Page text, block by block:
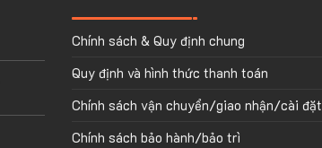
Chính sách & Quy định chung
Quy định và hình thức thanh toán
Chính sách vận chuyển/giao nhận/cài đặt
Chính sách bảo hành/bảo trì